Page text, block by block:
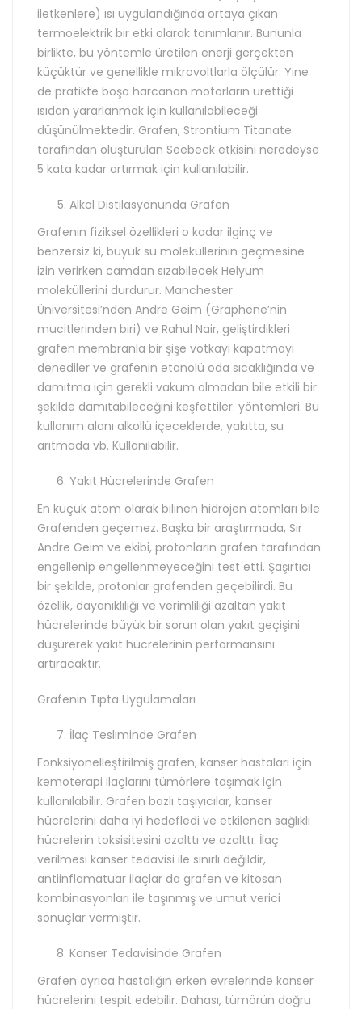
iletkenlere) ısı uygulandığında ortaya çıkan
termoelektrik bir etki olarak tanımlanır. Bununla
birlikte, bu yöntemle üretilen enerji gerçekten
küçüktür ve genellikle mikrovoltlarla ölçülür. Yine
de pratikte boşa harcanan motorların ürettiği
ısıdan yararlanmak için kullanılabileceği
düşünülmektedir. Grafen, Strontium Titanate
tarafından oluşturulan Seebeck etkisini neredeyse
5 kata kadar artırmak için kullanılabilir.
Alkol Distilasyonunda Grafen
Grafenin fiziksel özellikleri o kadar ilginç ve
benzersiz ki, büyük su moleküllerinin geçmesine
izin verirken camdan sızabilecek Helyum
moleküllerini durdurur. Manchester
Üniversitesi’nden Andre Geim (Graphene’nin
mucitlerinden biri) ve Rahul Nair, geliştirdikleri
grafen membranla bir şişe votkayı kapatmayı
denediler ve grafenin etanolü oda sıcaklığında ve
damıtma için gerekli vakum olmadan bile etkili bir
şekilde damıtabileceğini keşfettiler. yöntemleri. Bu
kullanım alanı alkollü içeceklerde, yakıtta, su
arıtmada vb. Kullanılabilir.
Yakıt Hücrelerinde Grafen
En küçük atom olarak bilinen hidrojen atomları bile
Grafenden geçemez. Başka bir araştırmada, Sir
Andre Geim ve ekibi, protonların grafen tarafından
engellenip engellenmeyeceğini test etti. Şaşırtıcı
bir şekilde, protonlar grafenden geçebilirdi. Bu
özellik, dayanıklılığı ve verimliliği azaltan yakıt
hücrelerinde büyük bir sorun olan yakıt geçişini
düşürerek yakıt hücrelerinin performansını
artıracaktır.
Grafenin Tıpta Uygulamaları
İlaç Tesliminde Grafen
Fonksiyonelleştirilmiş grafen, kanser hastaları için
kemoterapi ilaçlarını tümörlere taşımak için
kullanılabilir. Grafen bazlı taşıyıcılar, kanser
hücrelerini daha iyi hedefledi ve etkilenen sağlıklı
hücrelerin toksisitesini azalttı ve azalttı. İlaç
verilmesi kanser tedavisi ile sınırlı değildir,
antiinflamatuar ilaçlar da grafen ve kitosan
kombinasyonları ile taşınmış ve umut verici
sonuçlar vermiştir.
Kanser Tedavisinde Grafen
Grafen ayrıca hastalığın erken evrelerinde kanser
hücrelerini tespit edebilir. Dahası, tümörün doğru